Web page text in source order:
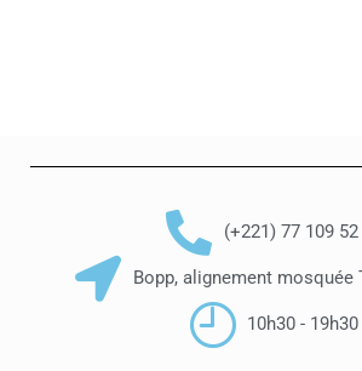
(+221) 77 109 52
Bopp, alignement mosquée
10h30 - 19h30